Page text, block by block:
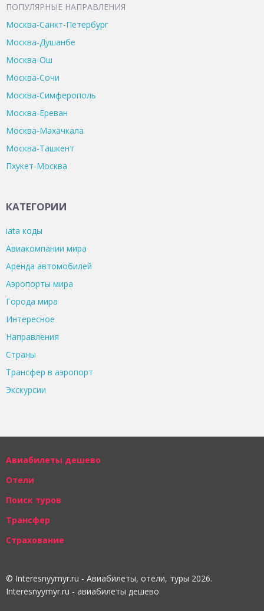
ПОПУЛЯРНЫЕ НАПРАВЛЕНИЯ
Москва-Санкт-Петербург
Москва-Душанбе
Москва-Ош
Москва-Сочи
Москва-Симферополь
Москва-Ереван
Москва-Махачкала
Москва-Ташкент
Пхукет-Москва
КАТЕГОРИИ
iata коды
Авиакомпании мира
Аренда автомобилей
Аэропорты мира
Города мира
Интересное
Направления
Страны
Трансфер в аэропорт
Экскурсии
Авиабилеты дешево
Отели
Поиск туров
Трансфер
Страхование
© Interesnyymyr.ru - Авиабилеты, отели, туры 2026.
Interesnyymyr.ru - авиабилеты дешево